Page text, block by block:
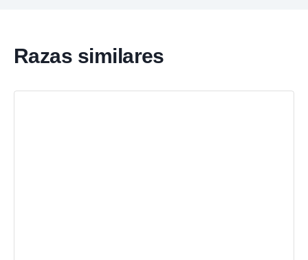
Razas similares